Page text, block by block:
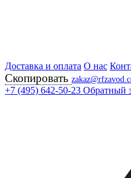
Доставка и оплата О нас
Скопировать
+7 (495) 642-50-23 Обратный
Главная
Продукция
Регулирующая арматура
Регулирующие клапаны
Клапан